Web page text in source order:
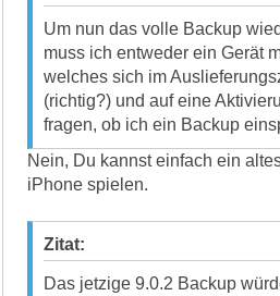
Um nun das volle Backup
muss ich entweder ein Gerät
welches sich im
(richtig?) und auf eine
fragen, ob ich ein Backup
Nein, Du kannst einfach ein
iPhone spielen.
Zitat:
Das jetzige 9.0.2 Backup